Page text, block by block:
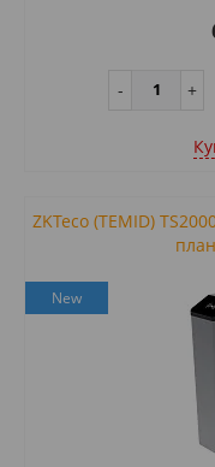
ZKTeco (TEMID)
New